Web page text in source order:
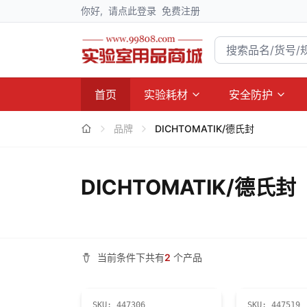
你好, 请点此登录 免费注册
首页 实验耗材 安全防护
品牌 DICHTOMATIK/德氏封
DICHTOMATIK/德氏封
当前条件下共有2 个产品
SKU: 447306 SKU: 447519